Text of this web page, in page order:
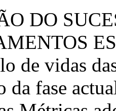
DO
de vidas
da fase